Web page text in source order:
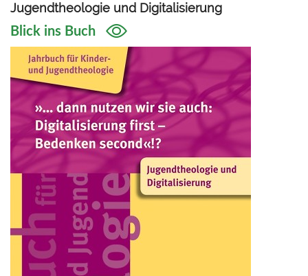
Jugendtheologie und Digitalisierung
Blick ins Buch